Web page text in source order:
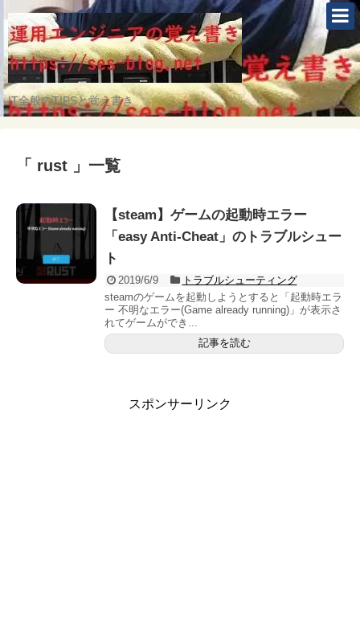
IT全般のTIPSと覚え書き
「 rust 」一覧
【steam】ゲームの起動時エラー
「easy Anti-Cheat」のトラブルシュー
ト
2019/6/9
トラブルシューティング
steamのゲームを起動しようとすると「起動時エラ
ー 不明なエラー(Game already running)」が表示さ
れてゲームができ...
記事を読む
スポンサーリンク